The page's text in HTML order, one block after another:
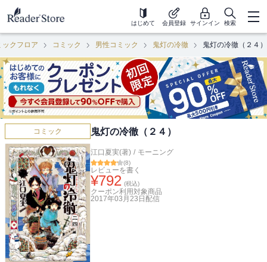
はじめて 会員登録 サインイン 検索
ックフロア コミック 男性コミック 鬼灯の冷徹 鬼灯の冷徹（２４）
コミック 鬼灯の冷徹（２４）
江口夏実(著) / モーニング
(8)
レビューを書く
¥792 (税込)
クーポン利用対象商品
2017年03月23日 配信